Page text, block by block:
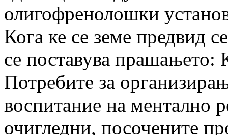
олигофренолошки
Кога ке се земе предвид
се поставува прашањето:
Потребите за
воспитание на ментално
очигледни, посочените